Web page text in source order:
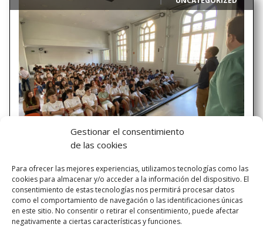
Gestionar el consentimiento
de las cookies
Para ofrecer las mejores experiencias, utilizamos tecnologías como las
cookies para almacenar y/o acceder a la información del dispositivo. El
consentimiento de estas tecnologías nos permitirá procesar datos
como el comportamiento de navegación o las identificaciones únicas
en este sitio. No consentir o retirar el consentimiento, puede afectar
negativamente a ciertas características y funciones.
COMIENZO DEL CURSO 2025-2026
Con el inicio de septiembre, damos la bienvenida a un
nuevo curso escolar con la misma ilusión y energía de
siempre. Para muchos, este será un año lleno de cambios
y descubrimientos: un nuevo entorno, nuevos horarios,